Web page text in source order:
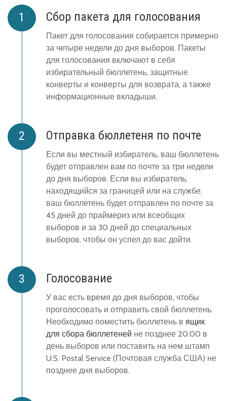
Сбор пакета для голосования
Пакет для голосования собирается примерно
за четыре недели до дня выборов. Пакеты
для голосования включают в себя
избирательный бюллетень, защитные
конверты и конверты для возврата, а также
информационные вкладыши.
Отправка бюллетеня по почте
Если вы местный избиратель, ваш бюллетень
будет отправлен вам по почте за три недели
до дня выборов. Если вы избиратель,
находящийся за границей или на службе,
ваш бюллетень будет отправлен по почте за
45 дней до праймериз или всеобщих
выборов и за 30 дней до специальных
выборов, чтобы он успел до вас дойти.
Голосование
У вас есть время до дня выборов, чтобы
проголосовать и отправить свой бюллетень.
Необходимо поместить бюллетень в ящик
для сбора бюллетеней не позднее 20:00 в
день выборов или поставить на нем штамп
U.S. Postal Service (Почтовая служба США) не
позднее дня выборов.